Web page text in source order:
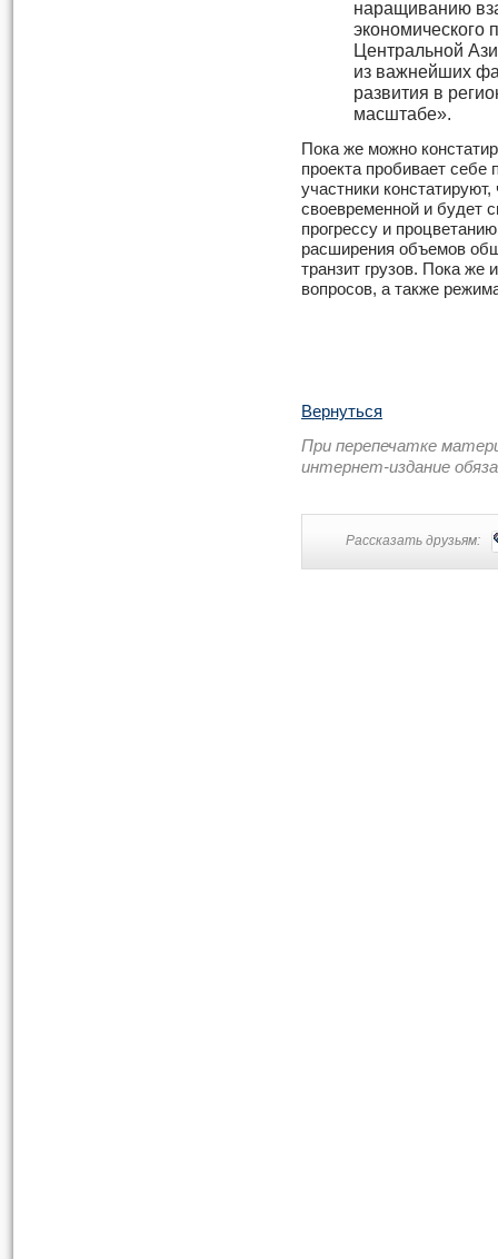
наращиванию
экономического
Центральной
из важнейших
развития в
масштабе».
Пока же можно
проекта пробивает себе
участники
своевременной и будет
прогрессу и
расширения объемов
транзит грузов. Пока же
вопросов, а также
Вернуться
При перепечатке
интернет-издание
Рассказать друзьям: